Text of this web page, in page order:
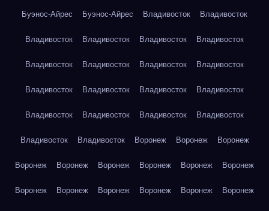
Буэнос-Айрес Буэнос-Айрес Владивосток Владивосток
Владивосток Владивосток Владивосток Владивосток
Владивосток Владивосток Владивосток Владивосток
Владивосток Владивосток Владивосток Владивосток
Владивосток Владивосток Владивосток Владивосток
Владивосток Владивосток Воронеж Воронеж Воронеж
Воронеж Воронеж Воронеж Воронеж Воронеж Воронеж
Воронеж Воронеж Воронеж Воронеж Воронеж Воронеж